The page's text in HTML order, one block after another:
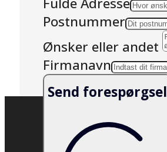
Postnummer
Ønsker eller andet
Firmanavn
Send forespørgsel